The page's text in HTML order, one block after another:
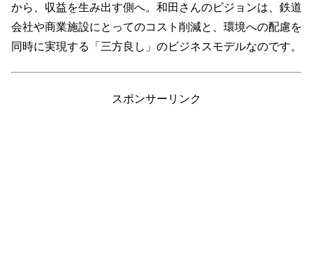
から、収益を生み出す側へ。和田さんのビジョンは、鉄道
会社や商業施設にとってのコスト削減と、環境への配慮を
同時に実現する「三方良し」のビジネスモデルなのです。
スポンサーリンク